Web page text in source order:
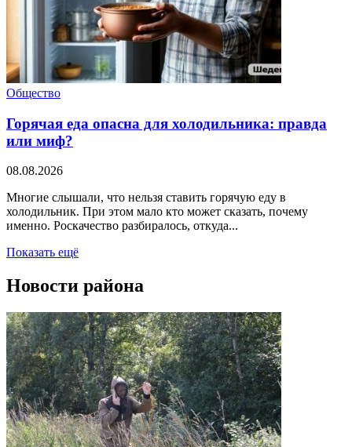
Общество
Горячая еда опасна для холодильника: правда
или миф?
08.08.2026
Многие слышали, что нельзя ставить горячую еду в
холодильник. При этом мало кто может сказать, почему
именно. Роскачество разбиралось, откуда...
Показать ещё
Новости района